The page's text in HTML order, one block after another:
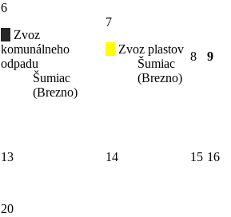
6
Zvoz
komunálneho
odpadu
Šumiac
(Brezno)
7
Zvoz plastov
Šumiac
(Brezno)
8 9
13 14 15 16
20